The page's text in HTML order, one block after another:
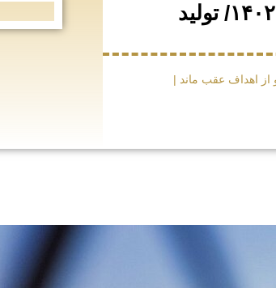
جزئیات تولید خودرو در ۷ ماهه ۱۴۰۲/ تولید